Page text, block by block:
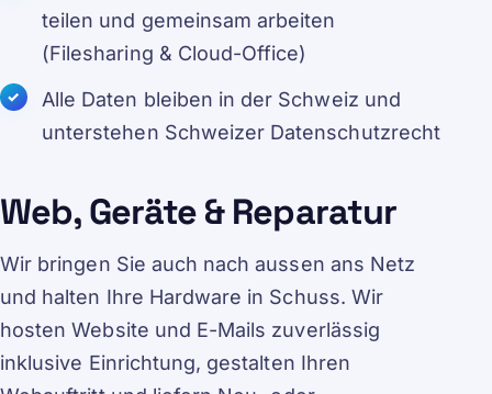
teilen und gemeinsam arbeiten
(Filesharing & Cloud-Office)
Alle Daten bleiben in der Schweiz und
unterstehen Schweizer Datenschutzrecht
Web, Geräte & Reparatur
Wir bringen Sie auch nach aussen ans Netz
und halten Ihre Hardware in Schuss. Wir
hosten Website und E-Mails zuverlässig
inklusive Einrichtung, gestalten Ihren